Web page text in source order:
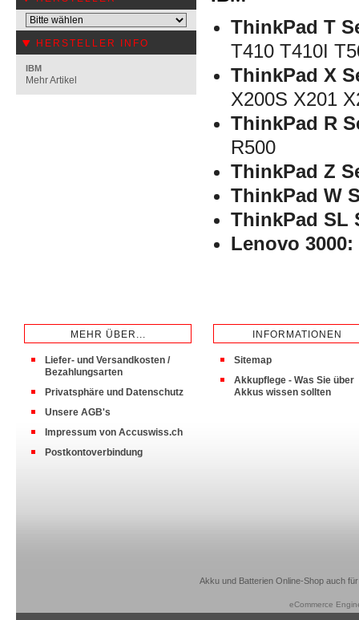
HERSTELLER INFO
IBM
Mehr Artikel
ThinkPad T
T410 T410I
ThinkPad X
X200S X201
ThinkPad R
R500
ThinkPad Z
ThinkPad W
ThinkPad SL
Lenovo 3000:
MEHR ÜBER...
Liefer- und Versandkosten /
Bezahlungsarten
Privatsphäre und Datenschutz
Unsere AGB's
Impressum von Accuswiss.ch
Postkontoverbindung
INFORMATIONEN
Sitemap
Akkupflege - Was Sie über
Akkus wissen sollten
Akku und Batterien Online-Shop auch
eCommerce